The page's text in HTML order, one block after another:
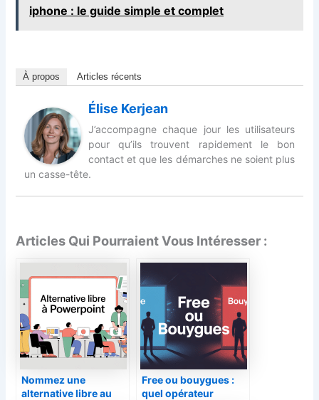
iphone : le guide simple et complet
À propos Articles récents
Élise Kerjean
J’accompagne chaque jour les utilisateurs
pour qu’ils trouvent rapidement le bon
contact et que les démarches ne soient plus
un casse-tête.
Articles Qui Pourraient Vous Intéresser :
Nommez une
alternative libre au
Free ou bouygues :
quel opérateur